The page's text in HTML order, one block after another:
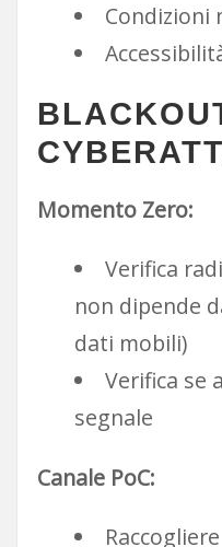
Condizioni
Momento Zero:
Verifica
non dipende
dati mobili)
Verifica se
segnale
Canale PoC: